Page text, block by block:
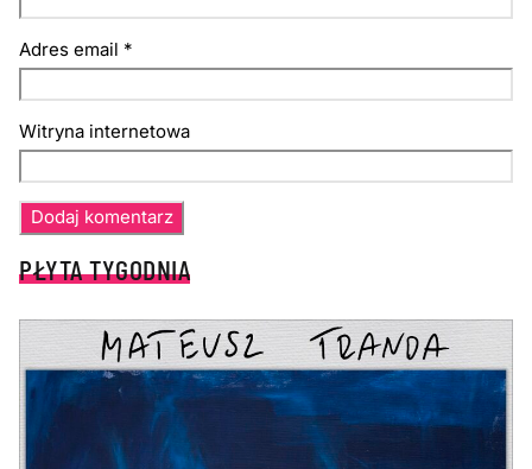
Adres email *
Witryna internetowa
PŁYTA TYGODNIA